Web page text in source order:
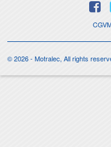
CGV
© 2026 - Motralec, All rights